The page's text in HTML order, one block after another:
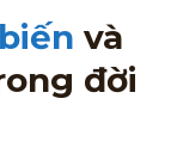
và
đời